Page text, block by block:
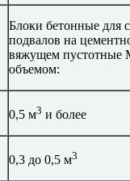
Блоки бетонные для
подвалов на
вяжущем пустотные
объемом:
0,5 м3 и более
0,3 до 0,5 м3